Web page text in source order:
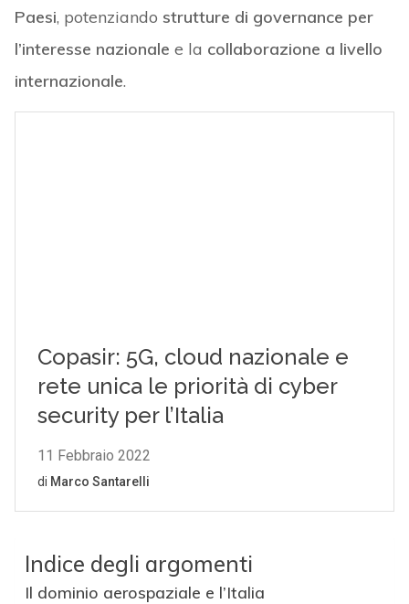
Paesi, potenziando strutture di governance per
l’interesse nazionale e la collaborazione a livello
internazionale.
Indice degli argomenti
Il dominio aerospaziale e l’Italia